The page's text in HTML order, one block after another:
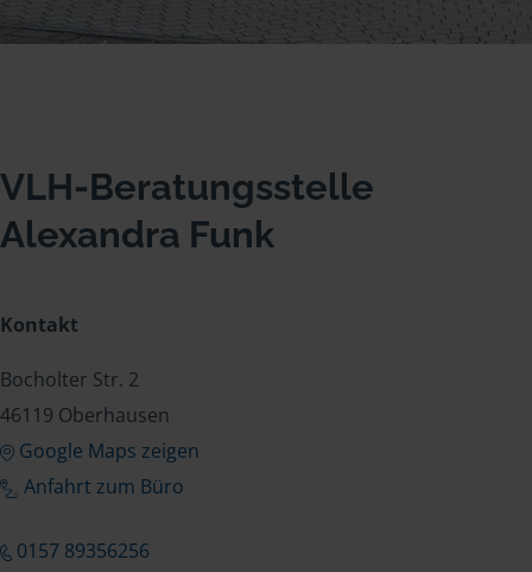
VLH-Beratungsstelle
Alexandra Funk
Kontakt
Bocholter Str. 2
46119 Oberhausen
Google Maps zeigen
Anfahrt zum Büro
0157 89356256